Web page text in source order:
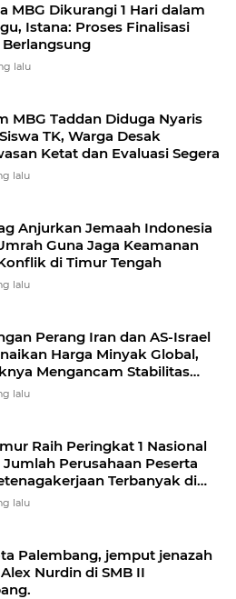
MBG Dikurangi 1 Hari dalam
Istana: Proses Finalisasi
Berlangsung
lalu
MBG Taddan Diduga Nyaris
TK, Warga Desak
Ketat dan Evaluasi Segera
lalu
Anjurkan Jemaah Indonesia
Guna Jaga Keamanan
di Timur Tengah
lalu
Perang Iran dan AS-Israel
Harga Minyak Global,
Mengancam Stabilitas
Indonesia
lalu
Raih Peringkat 1 Nasional
Perusahaan Peserta
Terbanyak di
lalu
Palembang, jemput jenazah
Nurdin di SMB II